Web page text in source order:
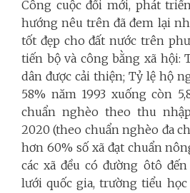
Công cuộc đổi mới, phát
hướng nêu trên đã đem lại
tốt đẹp cho đất nước trên
tiến bộ và công bằng xã hội:
dân được cải thiện; Tỷ lệ hộ
58% năm 1993 xuống còn
chuẩn nghèo theo thu
2020 (theo chuẩn nghèo đa
hơn 60% số xã đạt chuẩn
các xã đều có đường ôtô
lưới quốc gia, trường tiểu